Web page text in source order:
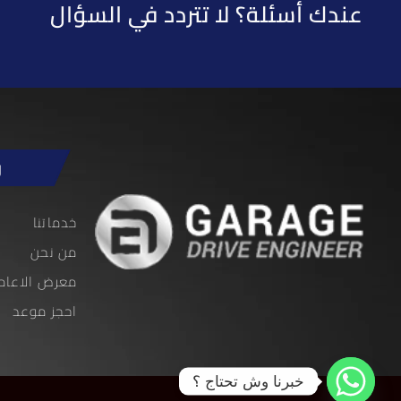
عندك أسئلة؟ لا تتردد في السؤال
خدماتنا
من نحن
معرض
احجز موعد
خبرنا وش تحتاج ؟